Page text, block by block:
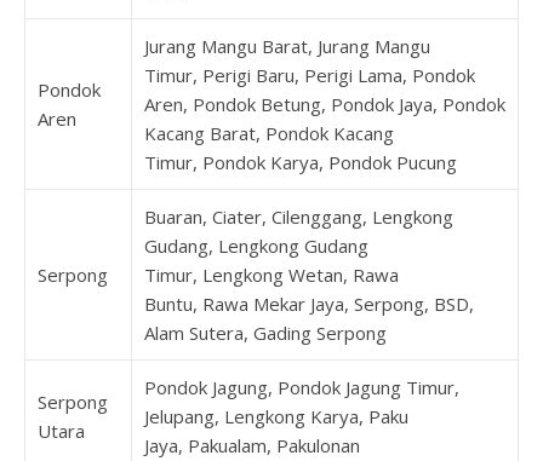
Pondok
Aren
Jurang Mangu Barat, Jurang Mangu
Timur, Perigi Baru, Perigi Lama, Pondok
Aren, Pondok Betung, Pondok Jaya, Pondok
Kacang Barat, Pondok Kacang
Timur, Pondok Karya, Pondok Pucung
Serpong
Buaran, Ciater, Cilenggang, Lengkong
Gudang, Lengkong Gudang
Timur, Lengkong Wetan, Rawa
Buntu, Rawa Mekar Jaya, Serpong, BSD,
Alam Sutera, Gading Serpong
Serpong
Utara
Pondok Jagung, Pondok Jagung Timur,
Jelupang, Lengkong Karya, Paku
Jaya, Pakualam, Pakulonan